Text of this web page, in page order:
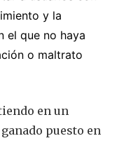
y la
el que no haya
o maltrato
en un
puesto en